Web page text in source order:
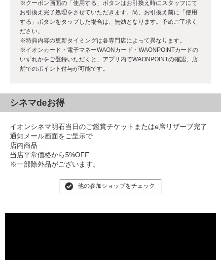
※クーポン画面の「使用する」ボタンはお引換え時にスタッフにて
お引換え完了処理をさせていただきます。尚、お引換え前に「使用
する」ボタンをタップした場合は、無効となります。予めご了承く
ださい。
※特典内容の更新タイミングは各専門店によって異なります。
※イオンカード・電子マネーWAONカード・WAONPOINTカードの
いずれかをご登録いただくと、アプリ内でWAONPOINTの確認、店
舗でのポイント付与が可能です。
シネマdeお得
イオンシネマ明石当日のご鑑賞チケットまたはe席リザーブ完了
通知メール画面をご呈示で
店内商品
当店平常価格から5%OFF
※一部除外品がございます。
他の参加ショップをチェック